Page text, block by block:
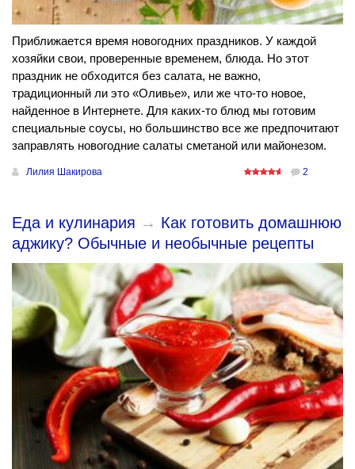
Приближается время новогодних праздников. У каждой
хозяйки свои, проверенные временем, блюда. Но этот
праздник не обходится без салата, не важно,
традиционный ли это «Оливье», или же что-то новое,
найденное в Интернете. Для каких-то блюд мы готовим
специальные соусы, но большинство все же предпочитают
заправлять новогодние салаты сметаной или майонезом.
Лилия Шакирова 2
Еда и кулинария → Как готовить домашнюю
аджику? Обычные и необычные рецепты